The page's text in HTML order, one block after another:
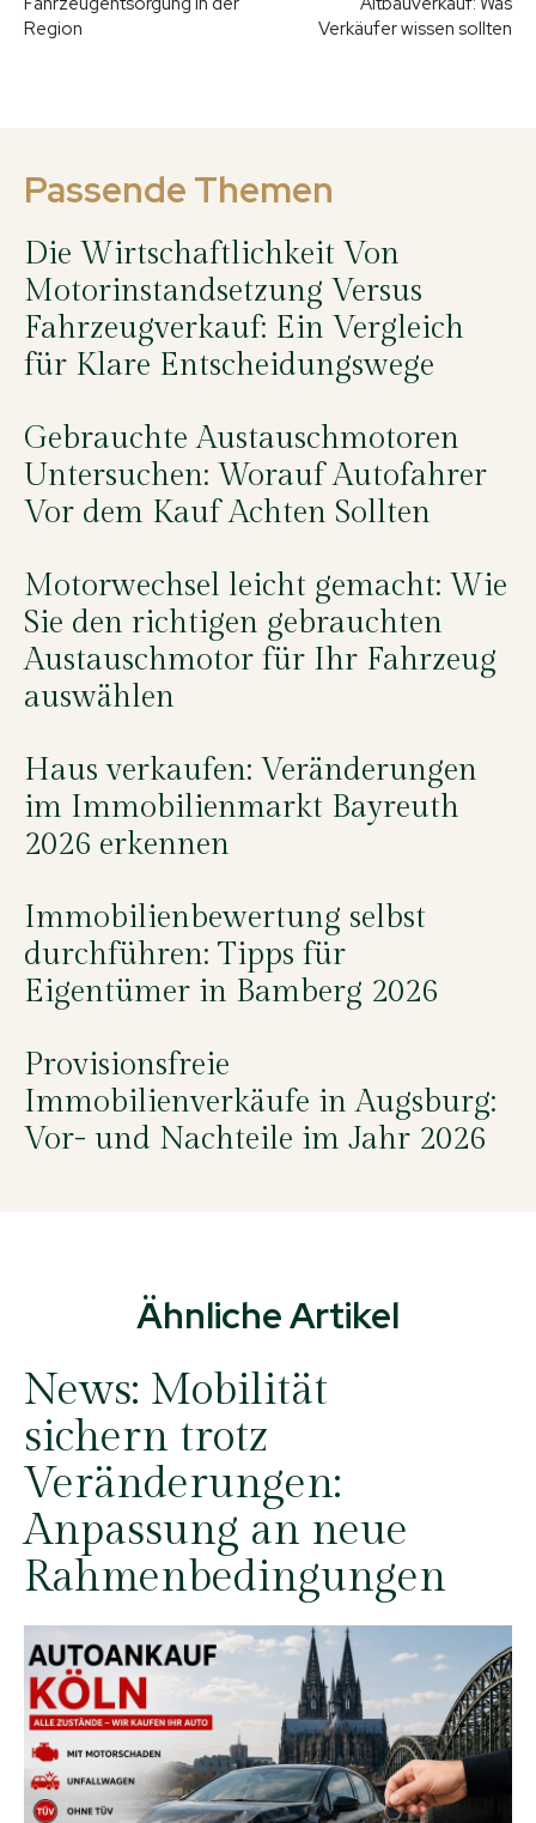
Region
Verkäufer wissen sollten
Passende Themen
Die Wirtschaftlichkeit Von
Motorinstandsetzung Versus
Fahrzeugverkauf: Ein Vergleich
für Klare Entscheidungswege
Gebrauchte Austauschmotoren
Untersuchen: Worauf Autofahrer
Vor dem Kauf Achten Sollten
Motorwechsel leicht gemacht: Wie
Sie den richtigen gebrauchten
Austauschmotor für Ihr Fahrzeug
auswählen
Haus verkaufen: Veränderungen
im Immobilienmarkt Bayreuth
2026 erkennen
Immobilienbewertung selbst
durchführen: Tipps für
Eigentümer in Bamberg 2026
Provisionsfreie
Immobilienverkäufe in Augsburg:
Vor- und Nachteile im Jahr 2026
Ähnliche Artikel
News: Mobilität
sichern trotz
Veränderungen:
Anpassung an neue
Rahmenbedingungen